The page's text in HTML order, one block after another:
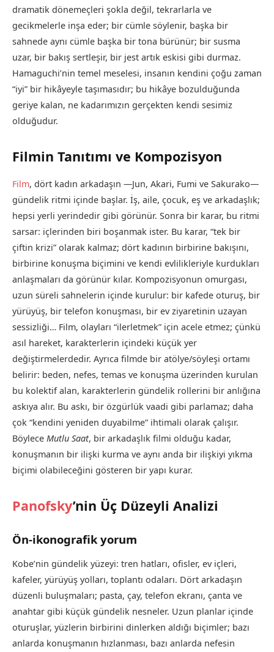
dramatik dönemeçleri şokla değil, tekrarlarla ve
gecikmelerle inşa eder; bir cümle söylenir, başka bir
sahnede aynı cümle başka bir tona bürünür; bir susma
uzar, bir bakış sertleşir, bir jest artık eskisi gibi durmaz.
Hamaguchi’nin temel meselesi, insanın kendini çoğu zaman
“iyi” bir hikâyeyle taşımasıdır; bu hikâye bozulduğunda
geriye kalan, ne kadarımızın gerçekten kendi sesimiz
olduğudur.
Filmin Tanıtımı ve Kompozisyon
Film, dört kadın arkadaşın —Jun, Akari, Fumi ve Sakurako—
gündelik ritmi içinde başlar. İş, aile, çocuk, eş ve arkadaşlık;
hepsi yerli yerindedir gibi görünür. Sonra bir karar, bu ritmi
sarsar: içlerinden biri boşanmak ister. Bu karar, “tek bir
çiftin krizi” olarak kalmaz; dört kadının birbirine bakışını,
birbirine konuşma biçimini ve kendi evlilikleriyle kurdukları
anlaşmaları da görünür kılar. Kompozisyonun omurgası,
uzun süreli sahnelerin içinde kurulur: bir kafede oturuş, bir
yürüyüş, bir telefon konuşması, bir ev ziyaretinin uzayan
sessizliği… Film, olayları “ilerletmek” için acele etmez; çünkü
asıl hareket, karakterlerin içindeki küçük yer
değiştirmelerdedir. Ayrıca filmde bir atölye/söyleşi ortamı
belirir: beden, nefes, temas ve konuşma üzerinden kurulan
bu kolektif alan, karakterlerin gündelik rollerini bir anlığına
askıya alır. Bu askı, bir özgürlük vaadi gibi parlamaz; daha
çok “kendini yeniden duyabilme” ihtimali olarak çalışır.
Böylece Mutlu Saat, bir arkadaşlık filmi olduğu kadar,
konuşmanın bir ilişki kurma ve aynı anda bir ilişkiyi yıkma
biçimi olabileceğini gösteren bir yapı kurar.
Panofsky’nin Üç Düzeyli Analizi
Ön-ikonografik yorum
Kobe’nin gündelik yüzeyi: tren hatları, ofisler, ev içleri,
kafeler, yürüyüş yolları, toplantı odaları. Dört arkadaşın
düzenli buluşmaları; pasta, çay, telefon ekranı, çanta ve
anahtar gibi küçük gündelik nesneler. Uzun planlar içinde
oturuşlar, yüzlerin birbirini dinlerken aldığı biçimler; bazı
anlarda konuşmanın hızlanması, bazı anlarda nefesin